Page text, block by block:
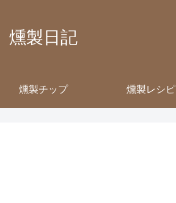
燻製日記
燻製チップ 燻製レシピ